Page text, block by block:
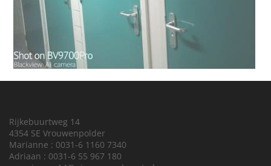
Rijkebuurtweg 14
4354 SE Vrouwenpolder
Marianne : 0031-6 1160 7340
Adriaan : 0031-6 55 967 180